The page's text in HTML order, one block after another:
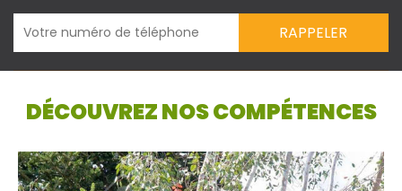
DÉCOUVREZ NOS COMPÉTENCES